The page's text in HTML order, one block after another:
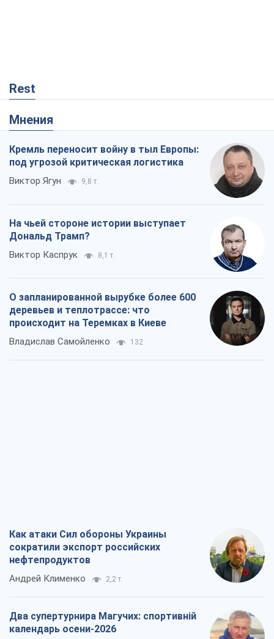
Rest
Мнения
Кремль переносит войну в тыл Европы:
под угрозой критическая логистика
Виктор Ягун 9,8 т.
На чьей стороне истории выступает
Дональд Трамп?
Виктор Каспрук 8,1 т.
О запланированной вырубке более 600
деревьев и теплотрассе: что
происходит на Теремках в Киеве
Владислав Самойленко 132
Как атаки Сил обороны Украины
сократили экспорт российских
нефтепродуктов
Андрей Клименко 2,2 т.
Два супертурнира Магучих: спортивній
календарь осени-2026